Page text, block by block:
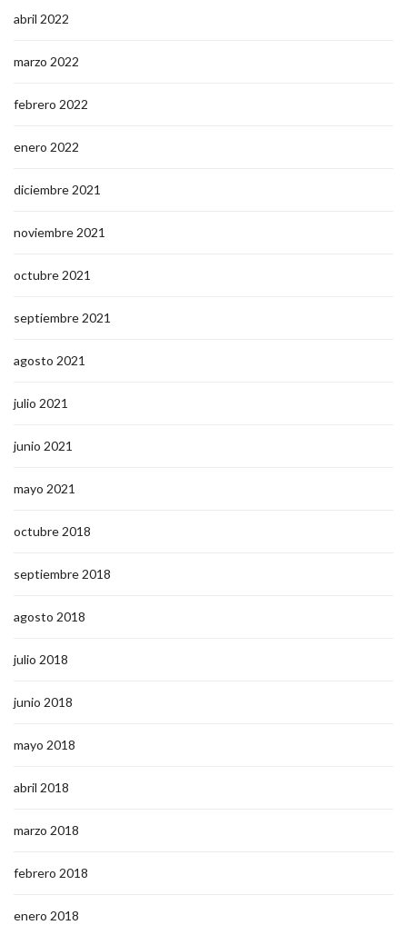
abril 2022
marzo 2022
febrero 2022
enero 2022
diciembre 2021
noviembre 2021
octubre 2021
septiembre 2021
agosto 2021
julio 2021
junio 2021
mayo 2021
octubre 2018
septiembre 2018
agosto 2018
julio 2018
junio 2018
mayo 2018
abril 2018
marzo 2018
febrero 2018
enero 2018